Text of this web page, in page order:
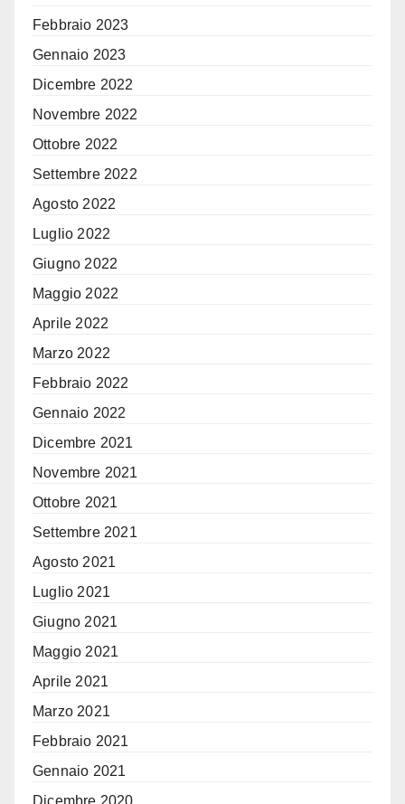
Febbraio 2023
Gennaio 2023
Dicembre 2022
Novembre 2022
Ottobre 2022
Settembre 2022
Agosto 2022
Luglio 2022
Giugno 2022
Maggio 2022
Aprile 2022
Marzo 2022
Febbraio 2022
Gennaio 2022
Dicembre 2021
Novembre 2021
Ottobre 2021
Settembre 2021
Agosto 2021
Luglio 2021
Giugno 2021
Maggio 2021
Aprile 2021
Marzo 2021
Febbraio 2021
Gennaio 2021
Dicembre 2020